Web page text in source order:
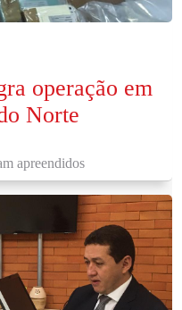
operação em
Norte
apreendidos